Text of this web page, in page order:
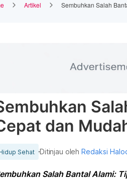
Artikel Sembuhkan Salah
dan
Sehat Ditinjau olehRedaksi
Salah Bantal Alami: